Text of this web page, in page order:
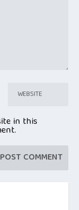
in this